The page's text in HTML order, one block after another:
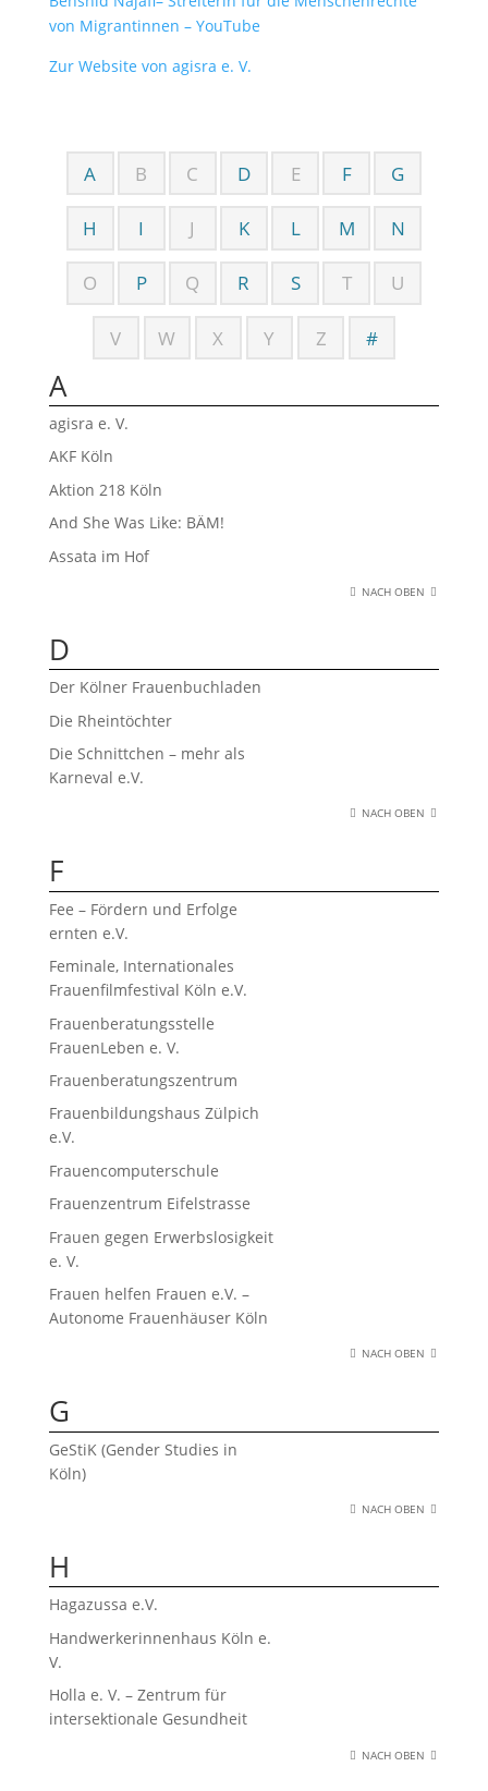
von Migrantinnen – YouTube
Zur Website von agisra e. V.
A B C D E F G
H I J K L M N
O P Q R S T U
V W X Y Z #
A
agisra e. V.
AKF Köln
Aktion 218 Köln
And She Was Like: BÄM!
Assata im Hof
NACH OBEN
D
Der Kölner Frauenbuchladen
Die Rheintöchter
Die Schnittchen – mehr als
Karneval e.V.
NACH OBEN
F
Fee – Fördern und Erfolge
ernten e.V.
Feminale, Internationales
Frauenfilmfestival Köln e.V.
Frauenberatungsstelle
FrauenLeben e. V.
Frauenberatungszentrum
Frauenbildungshaus Zülpich
e.V.
Frauencomputerschule
Frauenzentrum Eifelstrasse
Frauen gegen Erwerbslosigkeit
e. V.
Frauen helfen Frauen e.V. –
Autonome Frauenhäuser Köln
NACH OBEN
G
GeStiK (Gender Studies in
Köln)
NACH OBEN
H
Hagazussa e.V.
Handwerkerinnenhaus Köln e.
V.
Holla e. V. – Zentrum für
intersektionale Gesundheit
NACH OBEN